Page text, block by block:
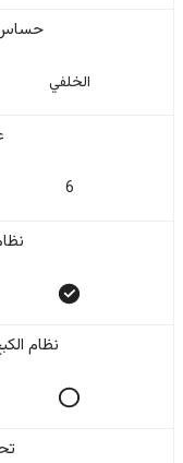
حساس
الخلفي
6
نظام